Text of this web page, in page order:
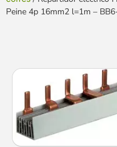
Peine 4p 16mm2 l=1m –